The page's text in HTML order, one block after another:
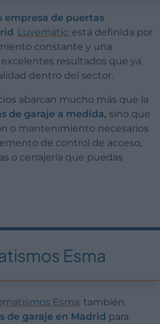
empresa de puertas
Luvematic está definida por
constante y una
resultados que ya
dentro del sector.
de garaje a medida, sino que
o mantenimiento necesarios
de control de acceso,
o cerrajería que puedas
Esma
Esma también
de garaje en Madrid para